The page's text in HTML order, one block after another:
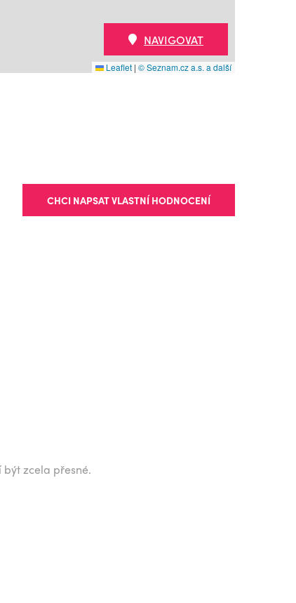
Leaflet | © Seznam.cz a.s. a další
NAVIGOVAT
CHCI NAPSAT VLASTNÍ HODNOCENÍ
zcela přesné.